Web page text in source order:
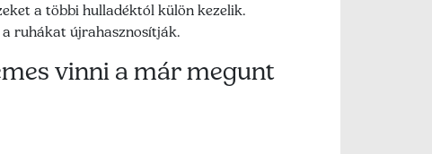
a többi hulladéktól külön kezelik.
ruhákat újrahasznosítják.
vinni a már megunt